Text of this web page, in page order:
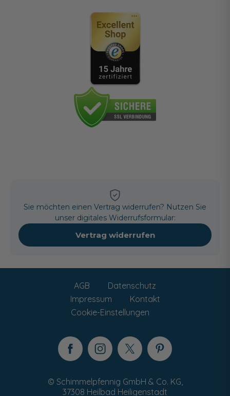
Sie möchten einen Vertrag widerrufen? Nutzen Sie
unser digitales Widerrufsformular:
Vertrag widerrufen
AGB
Datenschutz
Impressum
Kontakt
Cookie-Einstellungen
© Schimmelpfennig GmbH & Co. KG,
37308 Heilbad Heiligenstadt